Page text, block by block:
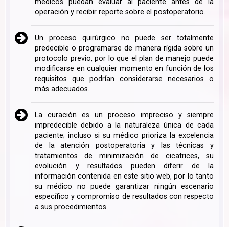
operación y recibir reporte sobre el postoperatorio.
Un proceso quirúrgico no puede ser totalmente
predecible o programarse de manera rígida sobre un
protocolo previo, por lo que el plan de manejo puede
modificarse en cualquier momento en función de los
requisitos que podrían considerarse necesarios o
más adecuados.
La curación es un proceso impreciso y siempre
impredecible debido a la naturaleza única de cada
paciente; incluso si su médico prioriza la excelencia
de la atención postoperatoria y las técnicas y
tratamientos de minimización de cicatrices, su
evolución y resultados pueden diferir de la
información contenida en este sitio web, por lo tanto
su médico no puede garantizar ningún escenario
específico y compromiso de resultados con respecto
a sus procedimientos.